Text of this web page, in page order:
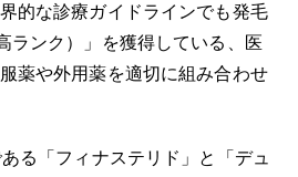
的な診療ガイドラインでも発毛
ランク）」を獲得している、医
薬や外用薬を適切に組み合わせ
る「フィナステリド」と「デュ